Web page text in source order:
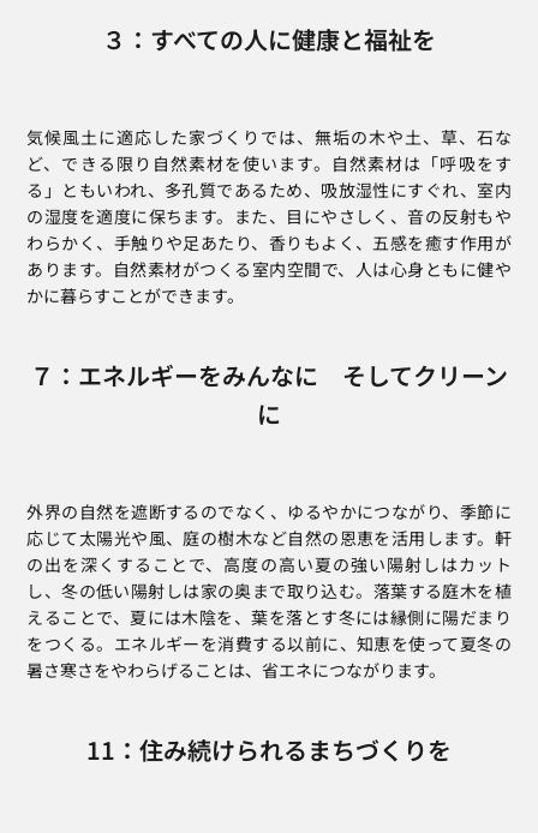
３：すべての人に健康と福祉を
気候風土に適応した家づくりでは、無垢の木や土、草、石な
ど、できる限り自然素材を使います。自然素材は「呼吸をす
る」ともいわれ、多孔質であるため、吸放湿性にすぐれ、室内
の湿度を適度に保ちます。また、目にやさしく、音の反射もや
わらかく、手触りや足あたり、香りもよく、五感を癒す作用が
あります。自然素材がつくる室内空間で、人は心身ともに健や
かに暮らすことができます。
７：エネルギーをみんなに　そしてクリーン
に
外界の自然を遮断するのでなく、ゆるやかにつながり、季節に
応じて太陽光や風、庭の樹木など自然の恩恵を活用します。軒
の出を深くすることで、高度の高い夏の強い陽射しはカット
し、冬の低い陽射しは家の奥まで取り込む。落葉する庭木を植
えることで、夏には木陰を、葉を落とす冬には縁側に陽だまり
をつくる。エネルギーを消費する以前に、知恵を使って夏冬の
暑さ寒さをやわらげることは、省エネにつながります。
11：住み続けられるまちづくりを